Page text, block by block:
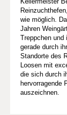
wie möglich.
Jahren
Treppchen und
gerade durch
Standorte des
Loosen mit
die sich durch
hervorragende
auszeichnen.